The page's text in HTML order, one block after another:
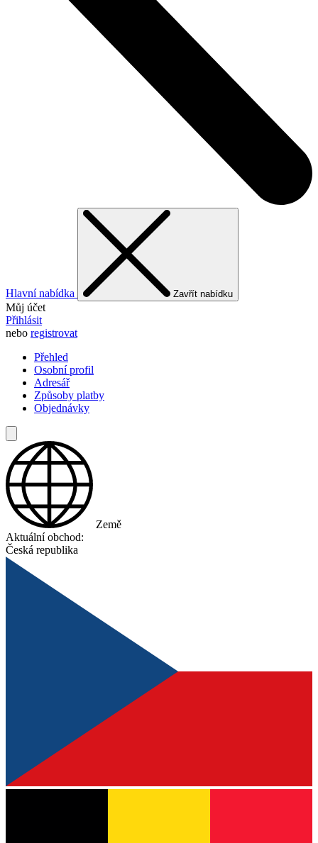
Hlavní nabídka Zavřít nabídku
Můj účet
Přihlásit
nebo registrovat
Přehled
Osobní profil
Adresář
Způsoby platby
Objednávky
Země
Aktuální obchod:
Česká republika